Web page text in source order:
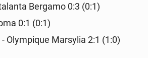
Bergamo 0:3 (0:1)
0:1 (0:1)
Olym­pi­que Mar­sy­lia 2:1 (1:0)